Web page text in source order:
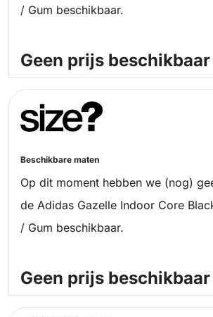
/ Gum beschikbaar.
Geen prijs beschikbaar
Beschikbare maten
Op dit moment hebben we (nog)
de Adidas Gazelle Indoor Core
/ Gum beschikbaar.
Geen prijs beschikbaar